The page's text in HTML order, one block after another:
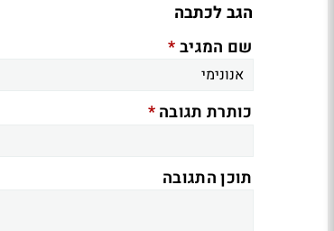
הגב לכתבה
שם המגיב*
כותרת תגובה*
תוכן התגובה